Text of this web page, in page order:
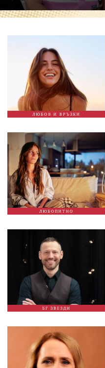
ЛЮБОВ И ВРЪЗКИ
ЛЮБОПИТНО
БГ ЗВЕЗДИ